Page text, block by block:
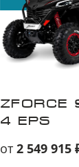
ZFORCE
4 EPS
от 2 549 915